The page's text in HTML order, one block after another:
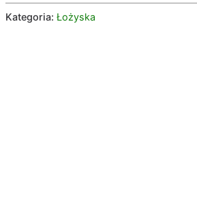
Kategoria: Łożyska